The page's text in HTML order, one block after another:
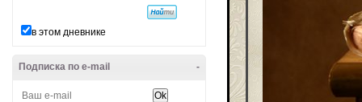
в этом дневнике
-
Подписка по e-mail